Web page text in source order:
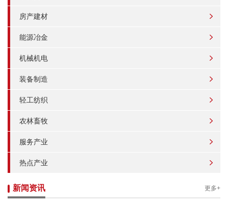
房产建材
能源冶金
机械机电
装备制造
轻工纺织
农林畜牧
服务产业
热点产业
新闻资讯 更多+